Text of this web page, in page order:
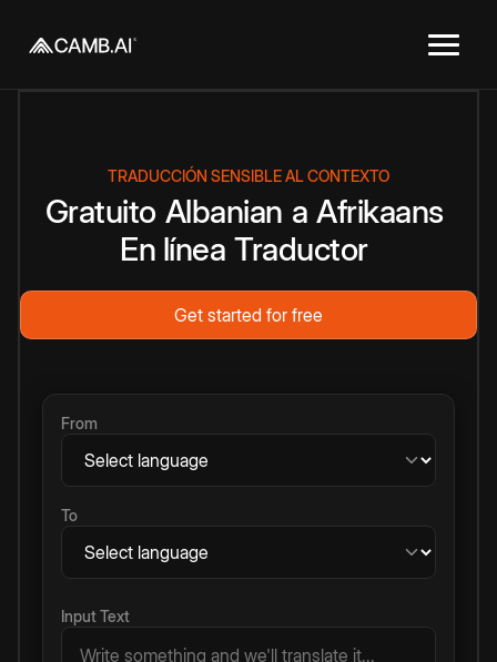
TRADUCCIÓN SENSIBLE AL CONTEXTO
Gratuito Albanian a Afrikaans
En línea Traductor
Get started for free
From
To
Input Text